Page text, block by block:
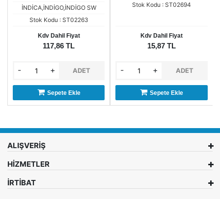
İNDİCA,İNDİGO,İNDİGO SW
Stok Kodu : ST02263
Kdv Dahil Fiyat
117,86 TL
- + ADET
Sepete Ekle
Stok Kodu : ST02694
Kdv Dahil Fiyat
15,87 TL
- + ADET
Sepete Ekle
ALIŞVERİŞ
HİZMETLER
İRTİBAT